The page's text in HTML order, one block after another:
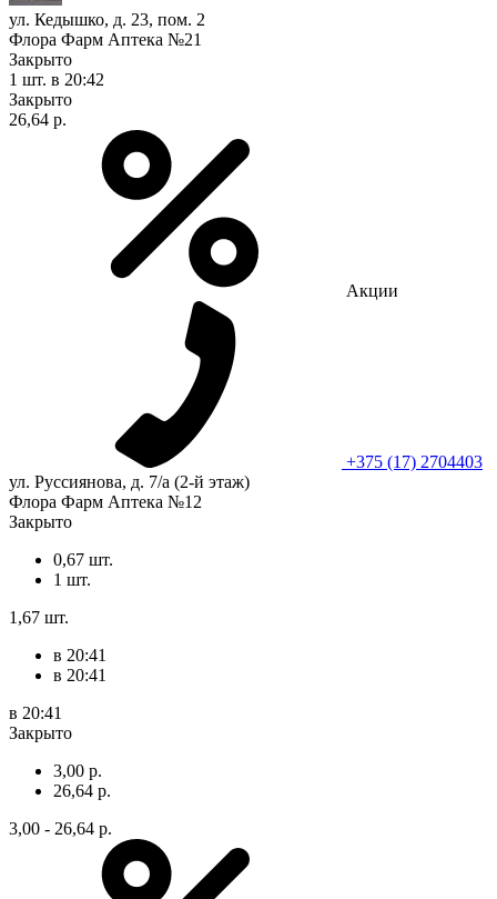
ул. Кедышко, д. 23, пом. 2
Флора Фарм Аптека №21
Закрыто
1 шт. в 20:42
Закрыто
26,64 р.
Акции
+375 (17) 2704403
ул. Руссиянова, д. 7/а (2-й этаж)
Флора Фарм Аптека №12
Закрыто
0,67 шт.
1 шт.
1,67 шт.
в 20:41
в 20:41
в 20:41
Закрыто
3,00 р.
26,64 р.
3,00 - 26,64 р.